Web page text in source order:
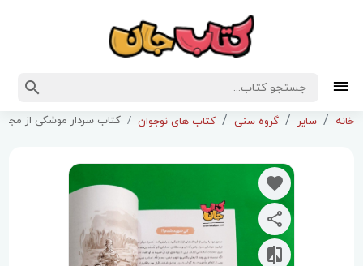
خانه سایر گروه سنی کتاب های نوجوان کتاب سردار موشکی از